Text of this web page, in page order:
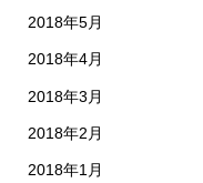
2018年5月
2018年4月
2018年3月
2018年2月
2018年1月